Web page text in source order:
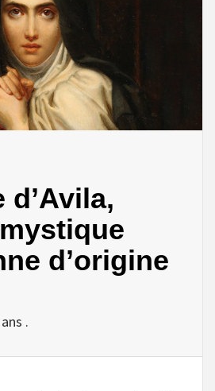
d’Avila,
d’origine
.